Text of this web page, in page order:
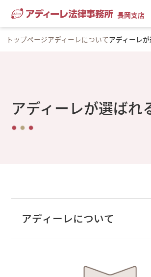
長岡支店
トップページアディーレについてアディーレ
アディーレが選ばれ
アディーレについて